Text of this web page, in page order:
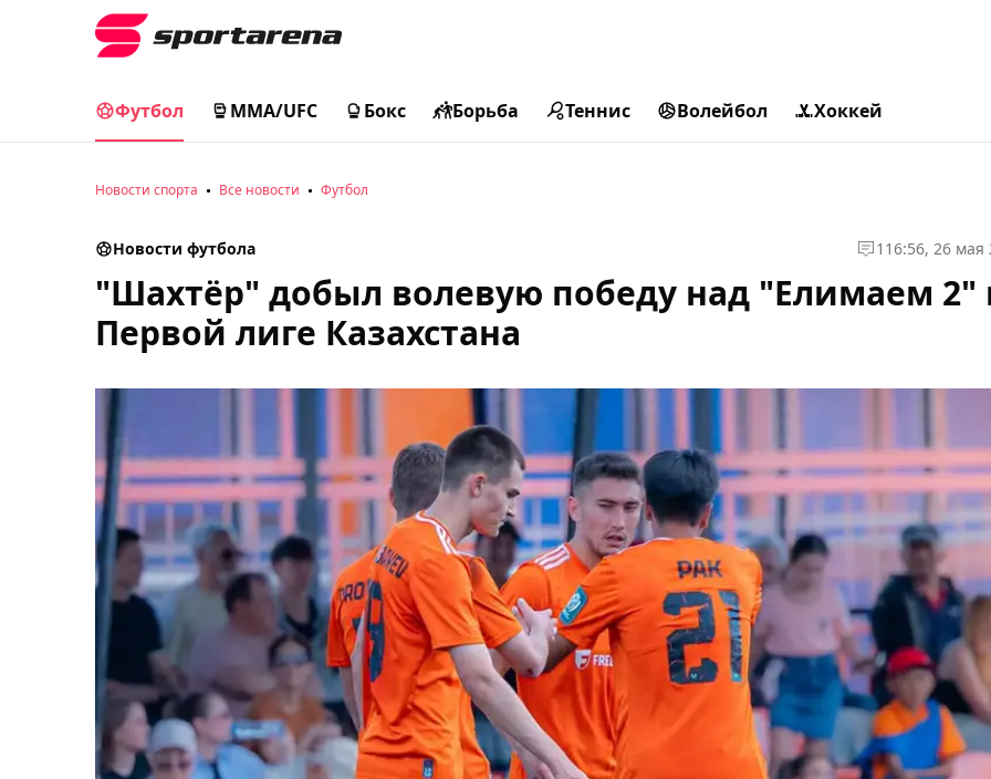
Футбол MMA/UFC Бокс Борьба Теннис Волейбол Хоккей
Новости спорта Все новости Футбол
Новости футбола 1 16:56, 26 мая
"Шахтёр" добыл волевую победу над "Елимаем 2"
Первой лиге Казахстана